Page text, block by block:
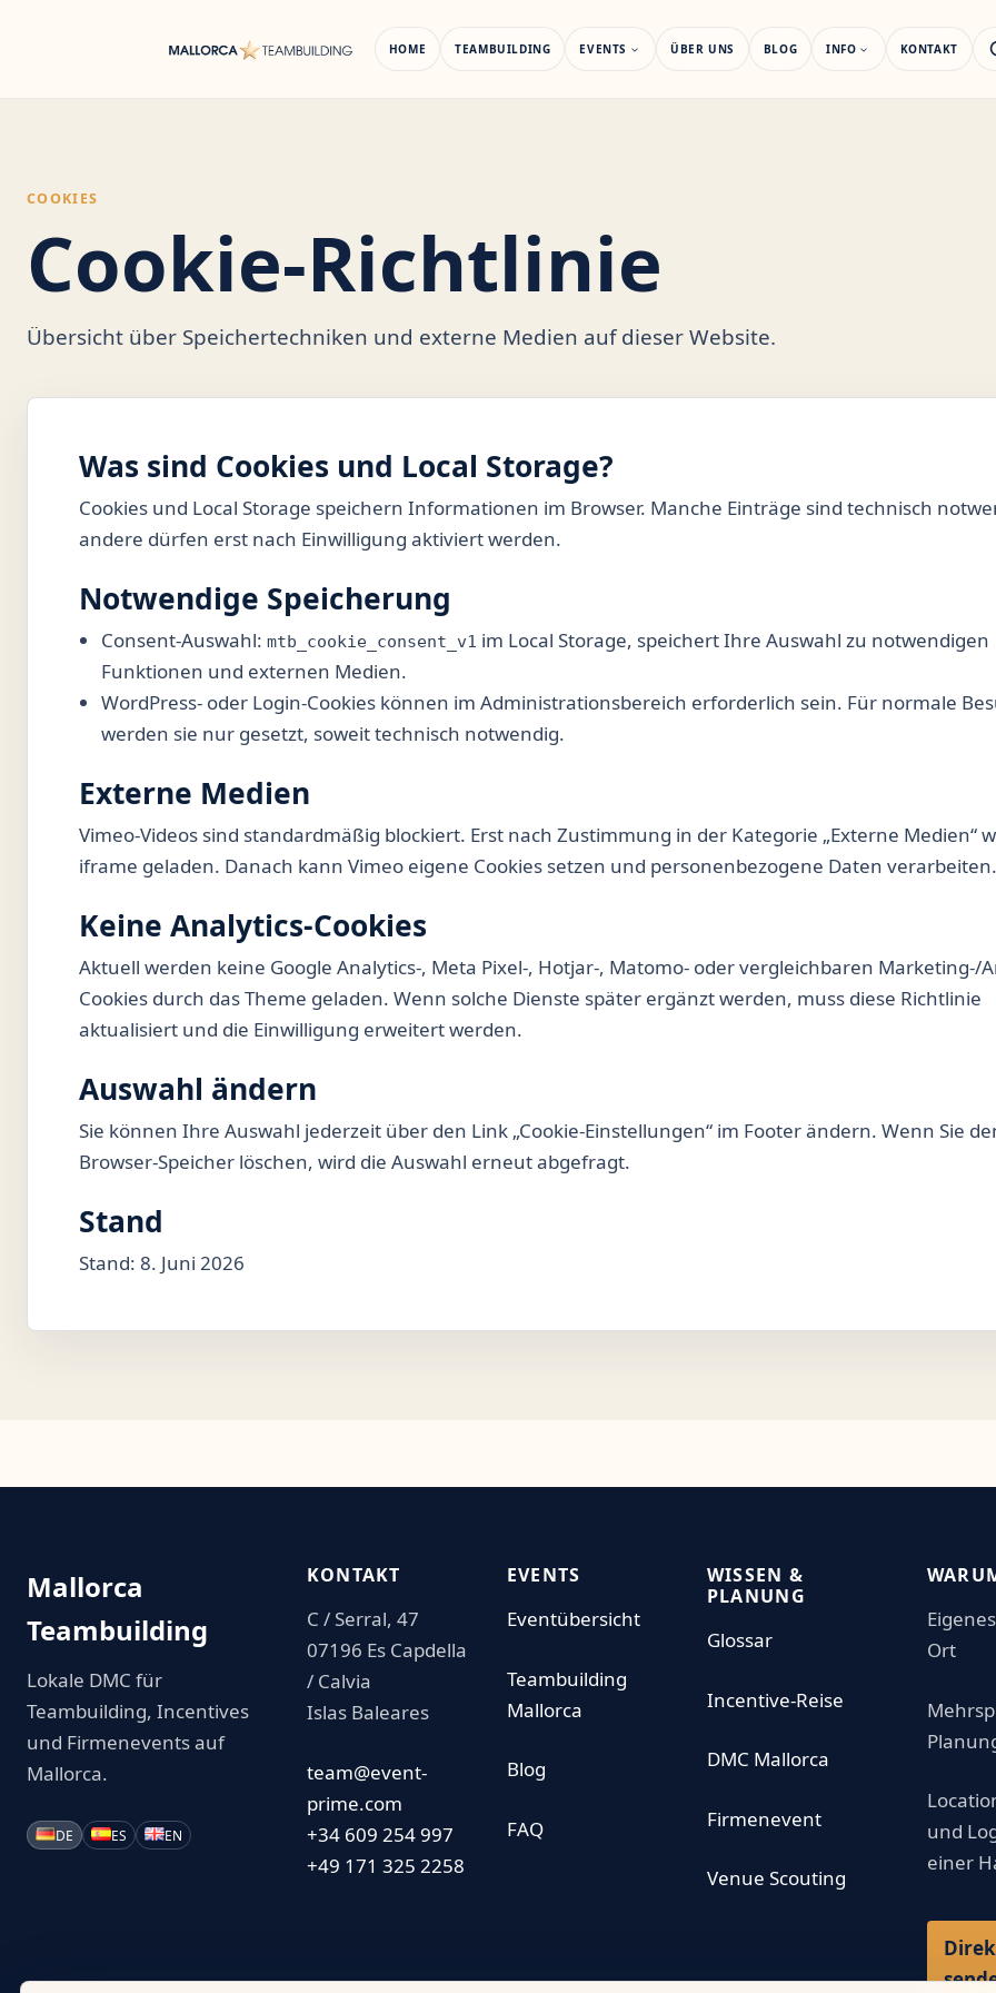
HOME TEAMBUILDING EVENTS ÜBER UNS BLOG INFO KONTAKT
COOKIES
Cookie-Richtlinie
Übersicht über Speichertechniken und externe Medien auf dieser Website.
Was sind Cookies und Local Storage?
Cookies und Local Storage speichern Informationen im Browser. Manche Einträge sind technisch
andere dürfen erst nach Einwilligung aktiviert werden.
Notwendige Speicherung
Consent-Auswahl:mtb_cookie_consent_v1 im Local Storage, speichert Ihre Auswahl zu notwendigen
Funktionen und externen Medien.
WordPress- oder Login-Cookies können im Administrationsbereich erforderlich sein. Für normale
werden sie nur gesetzt, soweit technisch notwendig.
Externe Medien
Vimeo-Videos sind standardmäßig blockiert. Erst nach Zustimmung in der Kategorie „Externe Medien“
iframe geladen. Danach kann Vimeo eigene Cookies setzen und personenbezogene Daten verarbeiten.
Keine Analytics-Cookies
Aktuell werden keine Google Analytics-, Meta Pixel-, Hotjar-, Matomo- oder vergleichbaren Marketing-/
Cookies durch das Theme geladen. Wenn solche Dienste später ergänzt werden, muss diese Richtlinie
aktualisiert und die Einwilligung erweitert werden.
Auswahl ändern
Sie können Ihre Auswahl jederzeit über den Link „Cookie-Einstellungen“ im Footer ändern. Wenn Sie
Browser-Speicher löschen, wird die Auswahl erneut abgefragt.
Stand
Stand: 8. Juni 2026
Mallorca
Teambuilding
Lokale DMC für
Teambuilding, Incentives
und Firmenevents auf
Mallorca.
DE ES EN
KONTAKT
C / Serral, 47
07196 Es Capdella
/ Calvia
Islas Baleares
team@event-
prime.com
+34 609 254 997
+49 171 325 2258
EVENTS
Eventübersicht
Teambuilding
Mallorca
Blog
FAQ
WISSEN &
PLANUNG
Glossar
Incentive-Reise
DMC Mallorca
Firmenevent
Venue Scouting
Ort
und
einer